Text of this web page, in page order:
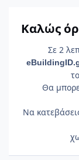
Καλώς
Σε 2
eBuildingID
Θα
Να